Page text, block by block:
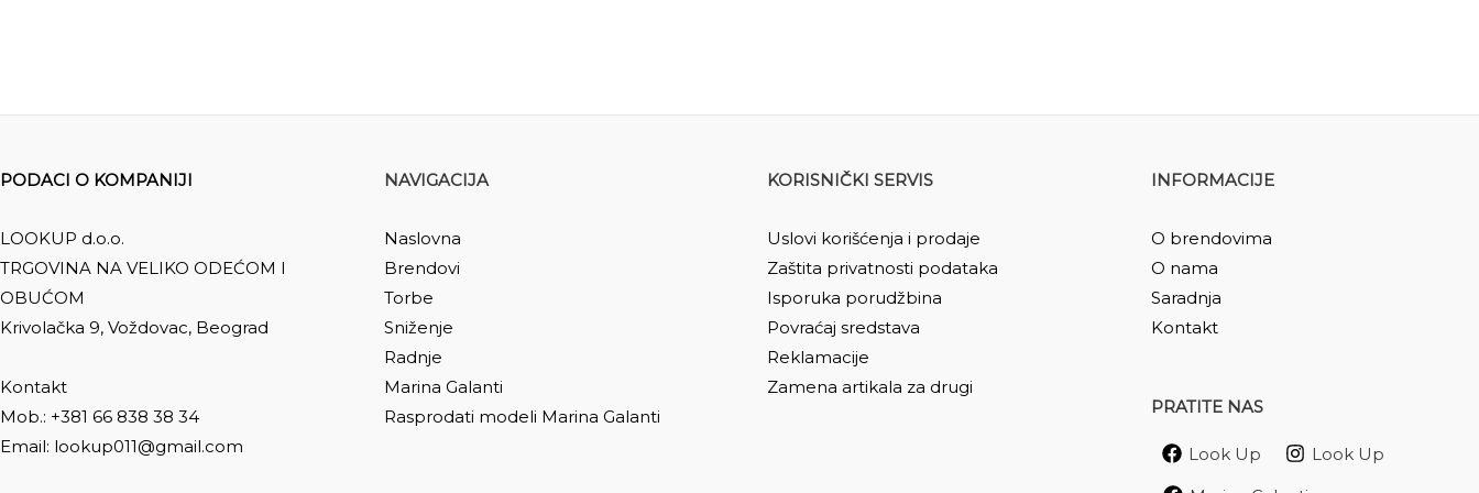
PODACI O KOMPANIJI
LOOKUP d.o.o.
TRGOVINA NA VELIKO ODEĆOM I
OBUĆOM
Krivolačka 9, Voždovac, Beograd
Kontakt
Mob.: +381 66 838 38 34
Email: lookup011@gmail.com
NAVIGACIJA
Naslovna
Brendovi
Torbe
Sniženje
Radnje
Marina Galanti
Rasprodati modeli Marina Galanti
KORISNIČKI SERVIS
Uslovi korišćenja i prodaje
Zaštita privatnosti podataka
Isporuka porudžbina
Povraćaj sredstava
Reklamacije
Zamena artikala za drugi
INFORMACIJE
O brendovima
O nama
Saradnja
Kontakt
PRATITE NAS
Look Up
Look Up